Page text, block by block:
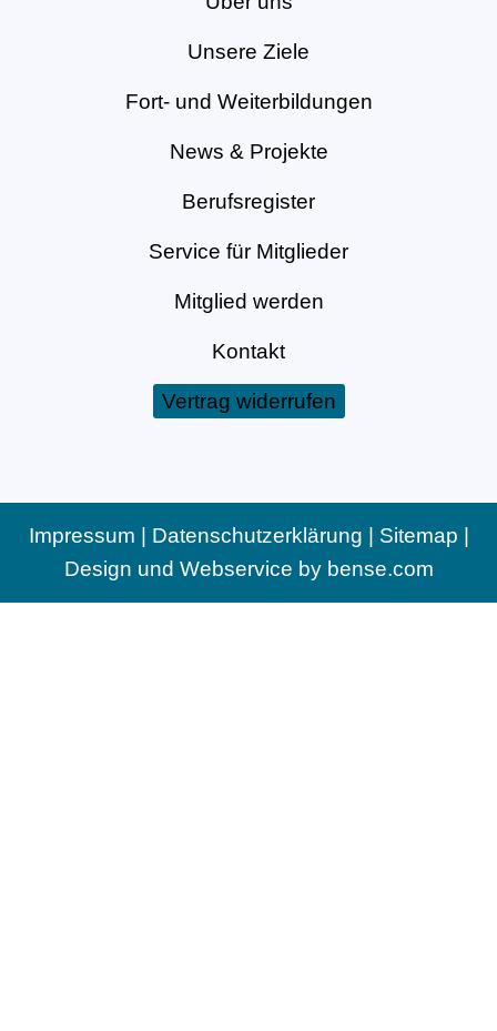
Unsere Ziele
Fort- und Weiterbildungen
News & Projekte
Berufsregister
Service für Mitglieder
Mitglied werden
Kontakt
Vertrag widerrufen
Impressum Datenschutzerklärung Sitemap
Design und Webservice by bense.com